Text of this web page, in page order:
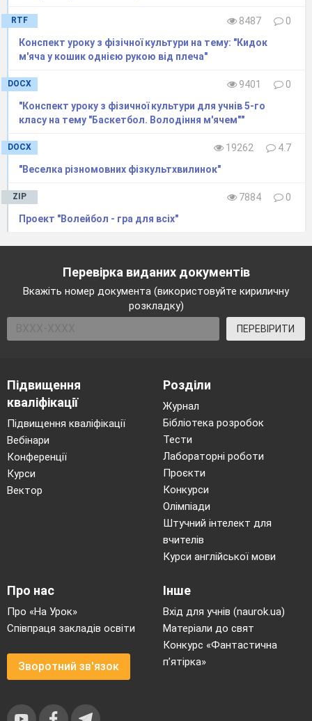
RTF 8487
0
Конспект уроку з фізічної культури на тему: "Кидок
м'яча у кошик однiєю рукою вiд плеча"
DOCX 9401
0
"Конспект уроку з фізичної культури для учнів 5-го
класу на тему "Баскетбол. Володіння м'ячем""
DOCX 19262
4.7
"Веселка різномовних фізкультхвилинок"
ZIP 7884
0
Проект "Волейбол - гра для всіх"
Перевірка виданих документів
Вкажіть номер документа (використовуйте кириличну
розкладку)
ПЕРЕВІРИТИ
Підвищення
кваліфікації
Підвищення кваліфікації
Вебінари
Конференції
Курси
Вектор
Розділи
Журнал
Бібліотека розробок
Тести
Лабораторні роботи
Проєкти
Конкурси
Олімпіади
Штучний інтелект для
вчителів
Курси англійської мови
Про нас
Про «На Урок»
Співпраця закладів освіти
Зворотний зв'язок
Інше
Вхід для учнів (naurok.ua)
Матеріали до свят
Конкурс «Фантастична
п’ятірка»